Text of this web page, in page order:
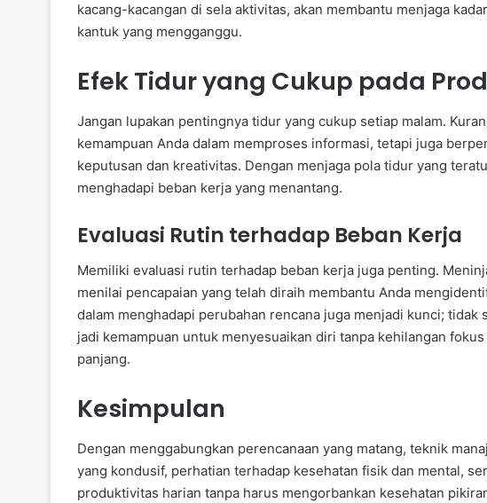
kacang-kacangan di sela aktivitas, akan membantu menjaga
kantuk yang mengganggu.
Efek Tidur yang Cukup pada
Jangan lupakan pentingnya tidur yang cukup setiap malam.
kemampuan Anda dalam memproses informasi, tetapi juga
keputusan dan kreativitas. Dengan menjaga pola tidur yang
menghadapi beban kerja yang menantang.
Evaluasi Rutin terhadap Beban Kerja
Memiliki evaluasi rutin terhadap beban kerja juga penting.
menilai pencapaian yang telah diraih membantu Anda
dalam menghadapi perubahan rencana juga menjadi kunci; tidak
jadi kemampuan untuk menyesuaikan diri tanpa kehilangan
panjang.
Kesimpulan
Dengan menggabungkan perencanaan yang matang, teknik
yang kondusif, perhatian terhadap kesehatan fisik dan mental,
produktivitas harian tanpa harus mengorbankan kesehatan